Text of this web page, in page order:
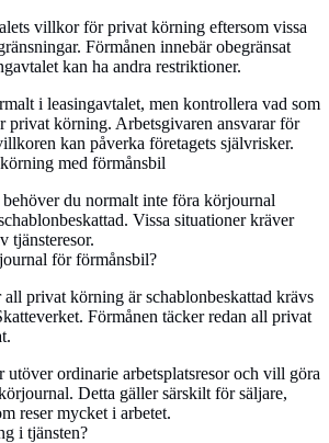
villkor för privat körning eftersom vissa
Förmånen innebär obegränsat
kan ha andra restriktioner.
i leasingavtalet, men kontrollera vad som
privat körning. Arbetsgivaren ansvarar för
kan påverka företagets självrisker.
med förmånsbil
du normalt inte föra körjournal
Vissa situationer kräver
tjänsteresor.
för förmånsbil?
privat körning är schablonbeskattad krävs
Förmånen täcker redan all privat
utöver ordinarie arbetsplatsresor och vill göra
Detta gäller särskilt för säljare,
reser mycket i arbetet.
i tjänsten?